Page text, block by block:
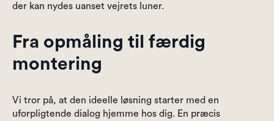
der kan nydes uanset vejrets luner.
Fra opmåling til færdig
montering
Vi tror på, at den ideelle løsning starter med en
uforpligtende dialog hjemme hos dig. En præcis